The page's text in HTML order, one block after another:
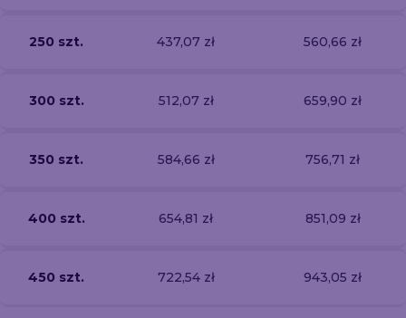
250 szt. 437,07 zł 560,66 zł
300 szt. 512,07 zł 659,90 zł
350 szt. 584,66 zł 756,71 zł
400 szt. 654,81 zł 851,09 zł
450 szt. 722,54 zł 943,05 zł